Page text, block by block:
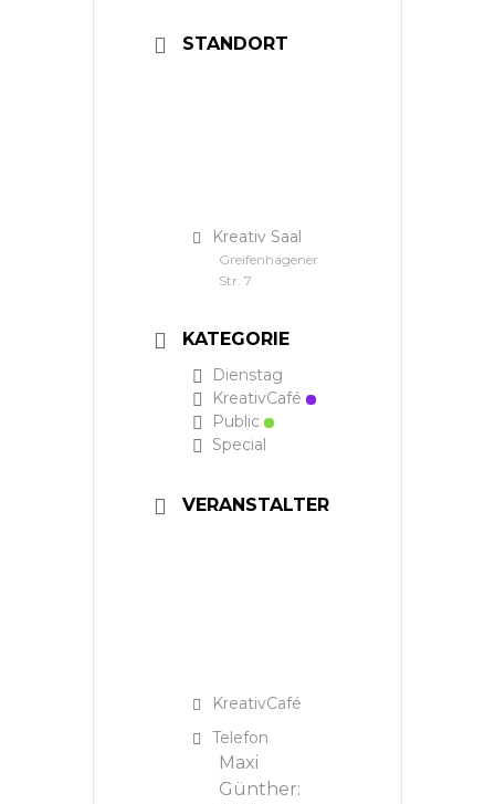
STANDORT
Kreativ Saal
Greifenhagener
Str. 7
KATEGORIE
Dienstag
KreativCafé
Public
Special
VERANSTALTER
KreativCafé
Telefon
Maxi
Günther: